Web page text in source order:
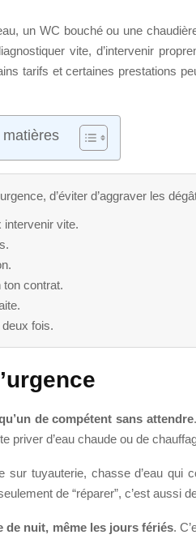
un WC bouché ou une
vite, d’intervenir
tarifs et certaines prestations
matières
d’éviter d’aggraver les
intervenir vite.
contrat.
fois.
de compétent sans attendre
d’eau chaude ou de
tuyauterie, chasse d’eau qui
de “réparer”, c’est aussi
de nuit, même les jours fériés.